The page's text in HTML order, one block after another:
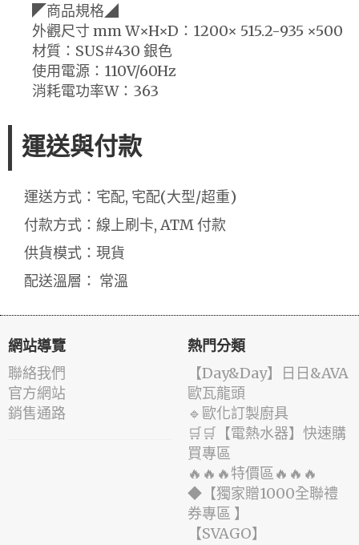
◤商品規格◢
外觀尺寸 mm W×H×D：1200× 515.2-935 ×500
材質：SUS#430 銀色
使用電源：110V/60Hz
消耗電功率W：363
運送與付款
運送方式：宅配, 宅配(大型/超重)
付款方式：線上刷卡, ATM 付款
供貨模式：現貨
配送溫層： 常溫
網站導覽
聯絡我們
官方網站
銷售通路
熱門分類
️【Day&Day】️日日&AVA
歐瓦龍頭
🔹歐化訂製廚具
🛒🛒【電熱水器】快速購
買專區
🔥🔥🔥特價區🔥🔥🔥
◆【獨家贈1000全聯禮
券專區 】
️【SVAGO】️